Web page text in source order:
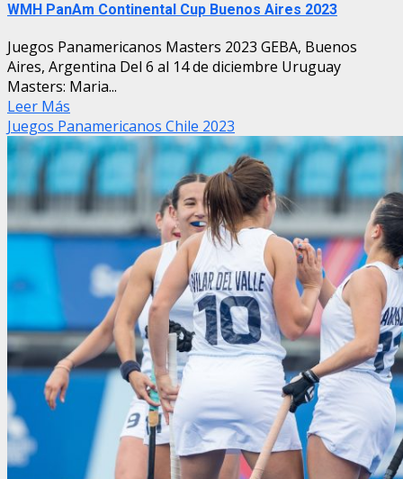
WMH PanAm Continental Cup Buenos Aires 2023
Juegos Panamericanos Masters 2023 GEBA, Buenos
Aires, Argentina Del 6 al 14 de diciembre Uruguay
Masters: Maria...
Leer Más
Juegos Panamericanos Chile 2023